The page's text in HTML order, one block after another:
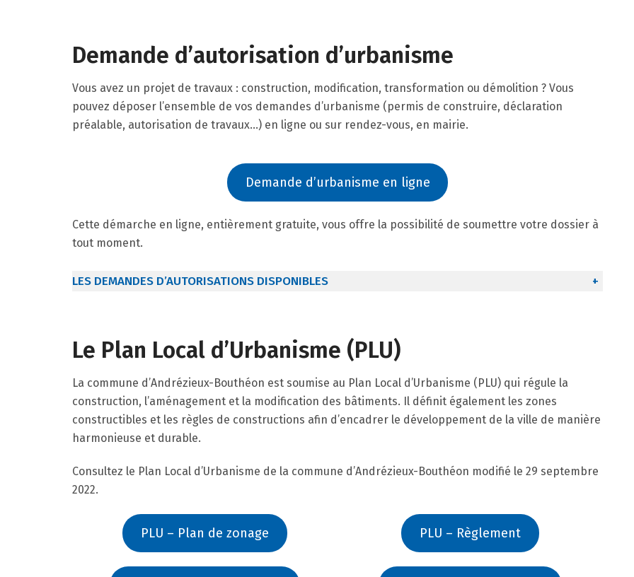
Demande d’autorisation d’urbanisme
Vous avez un projet de travaux : construction, modification, transformation ou démolition ? Vous
pouvez déposer l’ensemble de vos demandes d’urbanisme (permis de construire, déclaration
préalable, autorisation de travaux…) en ligne ou sur rendez-vous, en mairie.
Demande d’urbanisme en ligne
Cette démarche en ligne, entièrement gratuite, vous offre la possibilité de soumettre votre dossier à
tout moment.
LES DEMANDES D’AUTORISATIONS DISPONIBLES +
Le Plan Local d’Urbanisme (PLU)
La commune d’Andrézieux-Bouthéon est soumise au Plan Local d’Urbanisme (PLU) qui régule la
construction, l’aménagement et la modification des bâtiments. Il définit également les zones
constructibles et les règles de constructions afin d’encadrer le développement de la ville de manière
harmonieuse et durable.
Consultez le Plan Local d’Urbanisme de la commune d’Andrézieux-Bouthéon modifié le 29 septembre
2022.
PLU – Plan de zonage PLU – Règlement